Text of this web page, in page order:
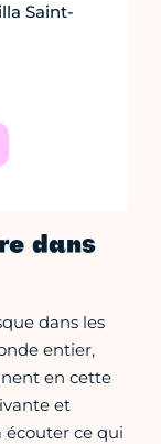
Saint-
dans
dans les
entier,
en cette
et
écouter ce qui